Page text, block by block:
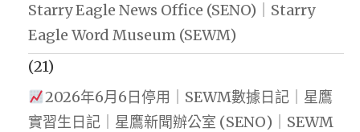
Starry Eagle News Office (SENO)｜Starry
Eagle Word Museum (SEWM)
(21)
2026年6月6日停用｜SEWM數據日記｜星鷹
實習生日記｜星鷹新聞辦公室 (SENO)｜SEWM